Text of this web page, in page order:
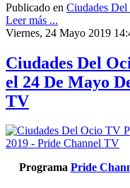
Publicado en Ciudades
Leer más ...
Viernes, 24 Mayo 2019
Ciudades Del
el 24 De Mayo
TV
Programa Pride